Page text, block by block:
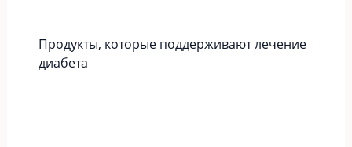
Продукты, которые поддерживают лечение
диабета